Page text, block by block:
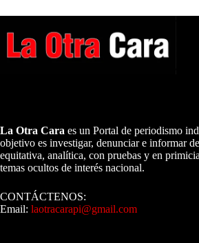
La Otra Cara es un Portal de periodismo
objetivo es investigar, denunciar e informar
equitativa, analítica, con pruebas y en
temas ocultos de interés nacional.
CONTÁCTENOS:
Email: laotracarapi@gmail.com